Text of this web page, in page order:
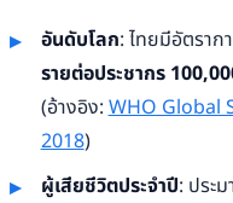
อันดับโลก: ไทยมีอัตราก
รายต่อประชากร
(อ้างอิง:WHO Global
2018)
ผู้เสียชีวิตประจำปี: ประ